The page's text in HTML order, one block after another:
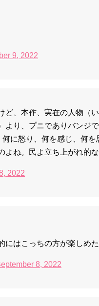
9, 2022
ど、本作、実在の人物（
より、プニでありバンジ
に怒り、何を感じ、何を
ね。民よ立ち上がれ的な
2022
はこっちの方が楽しめ
8, 2022